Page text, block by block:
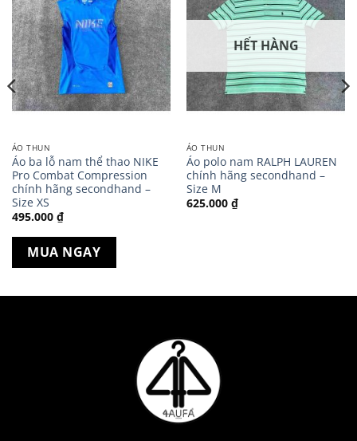
ÁO THUN
Áo ba lỗ nam thể thao NIKE
Pro Combat Compression
chính hãng secondhand –
Size XS
495.000 ₫
MUA NGAY
HẾT HÀNG
ÁO THUN
Áo polo nam RALPH LAUREN
chính hãng secondhand –
Size M
625.000 ₫